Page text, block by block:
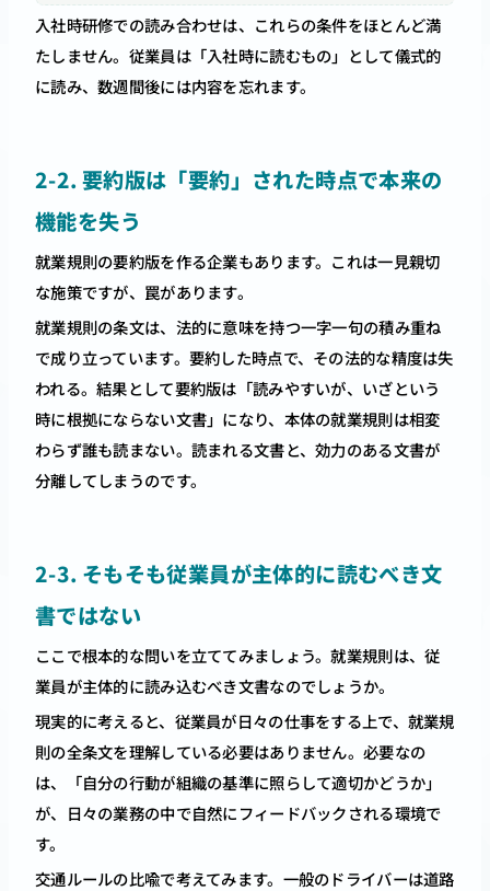
入社時研修での読み合わせは、これらの条件をほとんど満
たしません。従業員は「入社時に読むもの」として儀式的
に読み、数週間後には内容を忘れます。
2-2. 要約版は「要約」された時点で本来の
機能を失う
就業規則の要約版を作る企業もあります。これは一見親切
な施策ですが、罠があります。
就業規則の条文は、法的に意味を持つ一字一句の積み重ね
で成り立っています。要約した時点で、その法的な精度は失
われる。結果として要約版は「読みやすいが、いざという
時に根拠にならない文書」になり、本体の就業規則は相変
わらず誰も読まない。読まれる文書と、効力のある文書が
分離してしまうのです。
2-3. そもそも従業員が主体的に読むべき文
書ではない
ここで根本的な問いを立ててみましょう。就業規則は、従
業員が主体的に読み込むべき文書なのでしょうか。
現実的に考えると、従業員が日々の仕事をする上で、就業規
則の全条文を理解している必要はありません。必要なの
は、「自分の行動が組織の基準に照らして適切かどうか」
が、日々の業務の中で自然にフィードバックされる環境で
す。
交通ルールの比喩で考えてみます。一般のドライバーは道路